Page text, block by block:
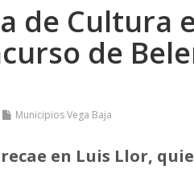
de Cultura
de
Municipios Vega Baja
en Luis Llor,